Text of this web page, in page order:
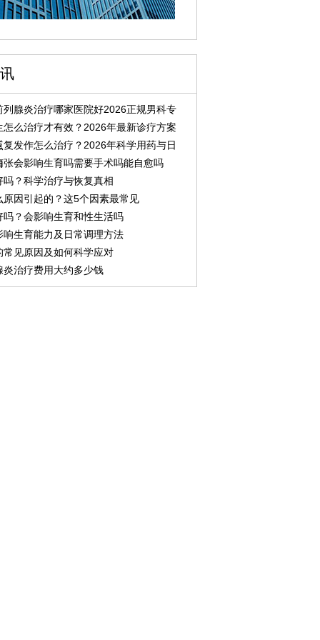
列腺炎治疗哪家医院好2026正规男科专
怎么治疗才有效？2026年最新诊疗方案
复发作怎么治疗？2026年科学用药与日
张会影响生育吗需要手术吗能自愈吗
吗？科学治疗与恢复真相
原因引起的？这5个因素最常见
吗？会影响生育和性生活吗
响生育能力及日常调理方法
常见原因及如何科学应对
炎治疗费用大约多少钱